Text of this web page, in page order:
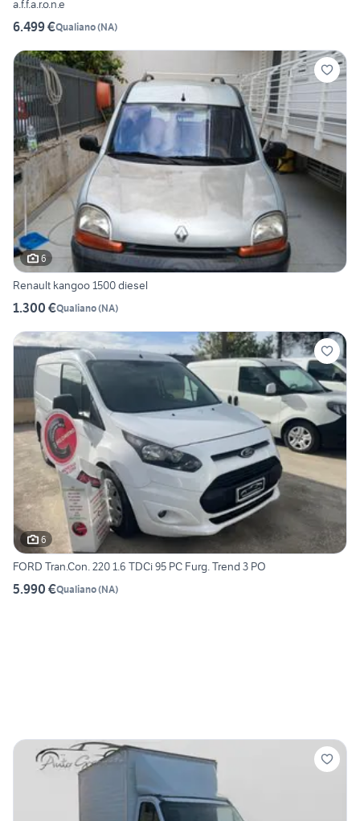
a.f.f.a.r.o.n.e
6.499 €Qualiano(NA)
6
Renault kangoo 1500 diesel
1.300 €Qualiano(NA)
6
FORD Tran.Con. 220 1.6 TDCi 95 PC Furg. Trend 3 PO
5.990 €Qualiano(NA)